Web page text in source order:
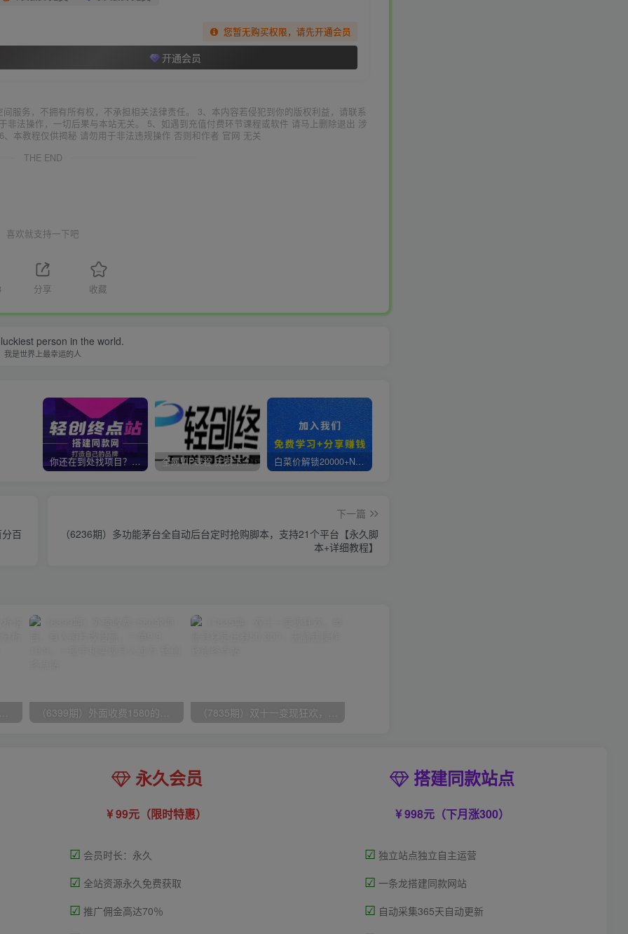
您暂无购买权限，请先开通会员
开通会员
服务，不拥有所有权，不承担相关法律责任。 3、本内容若侵犯到你的版权利益，请联系
法操作，一切后果与本站无关。 5、如遇到充值付费环节课程或软件 请马上删除退出 涉
本教程仅供揭秘 请勿用于非法违规操作 否则和作者 官网 无关
THE END
喜欢就支持一下吧
分享 收藏
person in the world.
我是世界上最幸运的人
你还在到处找项目？还在当韭菜？我靠卖项目一个月收入5万+，曾经我也是个失败者。 全网VIP课程 无损下载~ 白菜价解锁20000+N个赚钱机会，加入轻创终点站会员，全站资源免费学习。
百
下一篇
（6236期）多功能茅台全自动后台定时抢购脚本，支持21个平台【永久脚
本+详细教程】
：解决商家4大痛点，学会分析数据，打造爆款！ （6399期）外面收费1580的项目，真人照片改漫画，一单9.9-19.9，一部手机实现月入过万 （7835期）双十一变现狂欢，单账号稳定出券50-300，无脑式操作
永久会员
99元（限时特惠）
☑ 会员时长：永久
☑ 全站资源永久免费获取
☑ 推广佣金高达70％
搭建同款站点
998元（下月涨300）
☑ 独立站点独立自主运营
☑ 一条龙搭建同款网站
☑ 自动采集365天自动更新